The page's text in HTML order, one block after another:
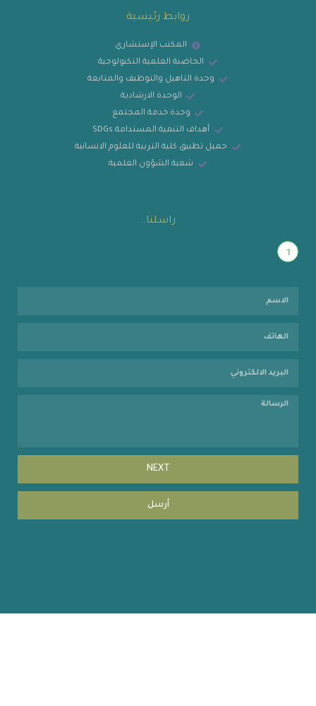
روابط رئيسية
المكتب الإستشاري
الحاضنة العلمية التكنولوجية
وحدة التاهيل والتوظيف والمتابعة
الوحدة الارشادية
وحدة خدمة المجتمع
أهداف التنمية المستدامة SDGs
حميل تطبيق كلية التربية للعلوم الانسانية
شعبة الشؤون العلمية
راسلنا..
1
NEXT
أرسل